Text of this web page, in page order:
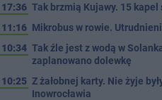
17:36 Tak brzmią Kujawy. 15 kapel
11:16 Mikrobus w rowie.
10:34 Tak źle jest z wodą w
zaplanowano dolewkę
10:25 Z żałobnej karty. Nie żyje
Inowrocławia